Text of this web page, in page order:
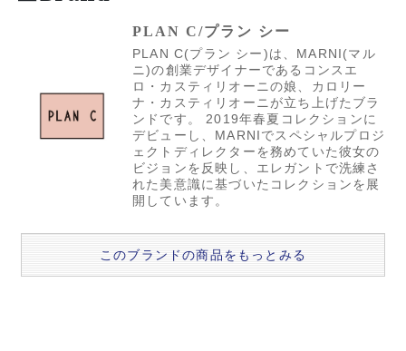
PLAN C/プラン シー
PLAN C(プラン シー)は、MARNI(マル
ニ)の創業デザイナーであるコンスエ
ロ・カスティリオーニの娘、カロリー
ナ・カスティリオーニが立ち上げたブラ
ンドです。 2019年春夏コレクションに
デビューし、MARNIでスペシャルプロジ
ェクトディレクターを務めていた彼女の
ビジョンを反映し、エレガントで洗練さ
れた美意識に基づいたコレクションを展
開しています。
このブランドの商品をもっとみる